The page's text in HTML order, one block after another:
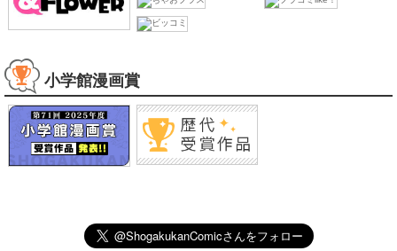
WEBコミック